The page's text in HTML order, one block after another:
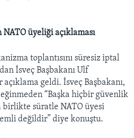
NATO üyeliği açıklaması
toplantısını süresiz iptal
İsveç Başbakanı Ulf
açıklama geldi. İsveç Başbakanı,
“Başka hiçbir güvenlik
birlikte süratle NATO üyesi
değildir” diye konuştu.